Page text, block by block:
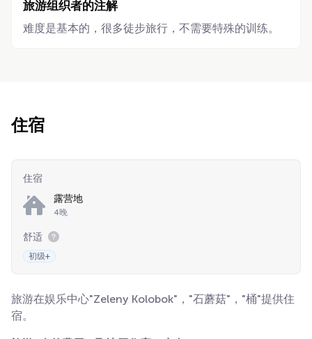
旅游组织者的注解
难度是基本的，很多徒步旅行，不需要特殊的训练。
住宿
住宿
露营地
4晚
舒适
初级+
旅游在娱乐中心"Zeleny Kolobok"，"石蘑菇"，"桶"提供住
宿。